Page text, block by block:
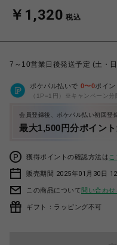
￥1,320 税込
7～10営業日後発送予定 (土・
ポケパル払いで 0〜0ポイン
（1P=1円）※キャンペーン分
会員登録後、ポケパル払い初回登
最大1,500円分ポイン
獲得ポイントの確認方法は こ
販売期間 2025年01月30日
この商品について問い合わせ
ギフト：ラッピング不可